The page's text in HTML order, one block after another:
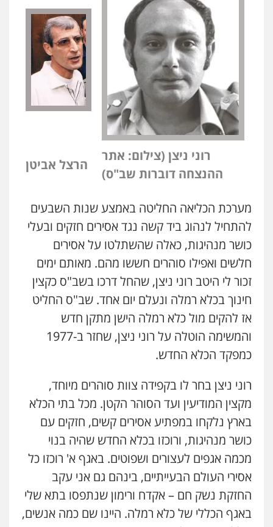
רוני ניצן (צילום: אתר
ההנצחה דוברות שב"ס)
הרצל אביטן
מערכת הכליאה החליטה באמצע שנות השבעים
להתחיל לנהוג ביד קשה נגד אסירים חזקים ובעלי
כושר מנהיגות, כאלה שהשתלטו על אסירים
חלשים ואפילו סוהרים חששו מהם. מאותם ימים
זכור לי היטב רוני ניצן, שהחל דרכו בשב"ס כקצין
חינוך בכלא רמלה ונעלם יום אחד. שב"ס החליט
אז להקים מול כלא רמלה הישן מתקן חדש
והמשימה הוטלה על רוני ניצן, שחזר ב-1977
כמפקד הכלא החדש.
רוני ניצן בחר לו בקפידה צוות סוהרים מיוחד,
מקצין המודיעין ועד הסוהר הקטן. מכל בתי הכלא
בארץ נלקחו במפתיע אסירים קשים, חזקים עם
כושר מנהיגות, ורוכזו בכלא החדש שהיה בנוי
מכמה אגפים לעצורים ושפוטים. באגף א' רוכזו כל
אסירי העולם הבעייתיים, בינהם גם אני עקב
החזקת נשק חם – אקדח ורימון שנתפסו בתא שלי
באגף הכללי של כלא רמלה. היינו שם כמה אנשים,